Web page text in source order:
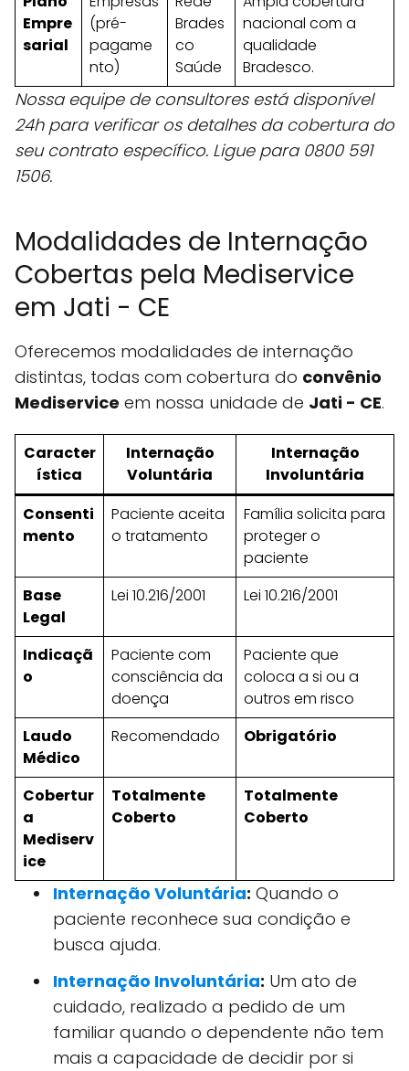
Empre
sarial
(pré-
pagame
nto)
Brades
co
Saúde
nacional com a
qualidade
Bradesco.
Nossa equipe de consultores está disponível
24h para verificar os detalhes da cobertura do
seu contrato específico. Ligue para 0800 591
1506.
Modalidades de Internação
Cobertas pela Mediservice
em Jati - CE
Oferecemos modalidades de internação
distintas, todas com cobertura do convênio
Mediservice em nossa unidade de Jati - CE.
Caracter
ística
Internação
Voluntária
Internação
Involuntária
Consenti
mento
Paciente aceita
o tratamento
Família solicita para
proteger o
paciente
Base
Legal
Lei 10.216/2001 Lei 10.216/2001
Indicaçã
o
Paciente com
consciência da
doença
Paciente que
coloca a si ou a
outros em risco
Laudo
Médico
Recomendado Obrigatório
Cobertur
a
Mediserv
ice
Totalmente
Coberto
Totalmente
Coberto
Internação Voluntária: Quando o
paciente reconhece sua condição e
busca ajuda.
Internação Involuntária: Um ato de
cuidado, realizado a pedido de um
familiar quando o dependente não tem
mais a capacidade de decidir por si